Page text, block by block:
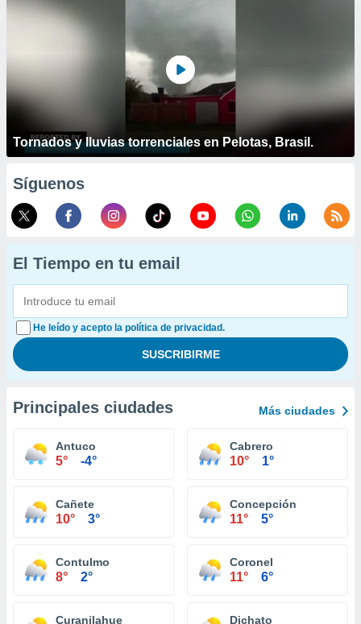
Tornados y lluvias torrenciales en Pelotas, Brasil.
Síguenos
El Tiempo en tu email
He leído y acepto la política de privacidad.
Principales ciudades Más ciudades
Antuco
5° -4°
Cabrero
10° 1°
Cañete
10° 3°
Concepción
11° 5°
Contulmo
8° 2°
Coronel
11° 6°
Curanilahue Dichato